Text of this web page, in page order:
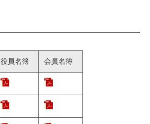
役員名簿 会員名簿